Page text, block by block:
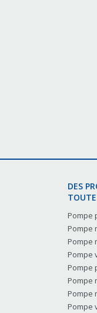
DES
Pompe
Pompe
Pompe
Pompe
Pompe
Pompe
Pompe
Pompe